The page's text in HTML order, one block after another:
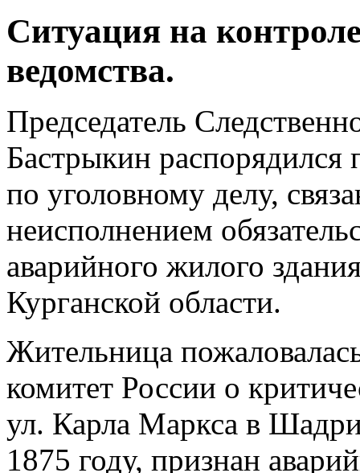
Ситуация на
ведомства.
Председатель
Бастрыкин распорядился
по уголовному делу,
неисполнением
аварийного жилого
Курганской области.
Жительница
комитет России о
ул. Карла Маркса в
1875 году, признан